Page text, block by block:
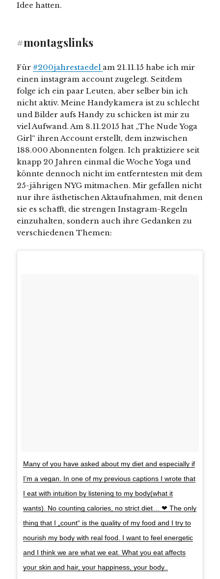
Idee hatten.
#montagslinks
Für#200jahrestaedel am 21.11.15 habe ich mir
einen instagram account zugelegt. Seitdem
folge ich ein paar Leuten, aber selber bin ich
nicht aktiv. Meine Handykamera ist zu schlecht
und Bilder aufs Handy zu schicken ist mir zu
viel Aufwand. Am 8.11.2015 hat „The Nude Yoga
Girl“ ihren Account erstellt, dem inzwischen
188.000 Abonnenten folgen. Ich praktiziere seit
knapp 20 Jahren einmal die Woche Yoga und
könnte dennoch nicht im entferntesten mit dem
25-jährigen NYG mitmachen. Mir gefallen nicht
nur ihre ästhetischen Aktaufnahmen, mit denen
sie es schafft, die strengen Instagram-Regeln
einzuhalten, sondern auch ihre Gedanken zu
verschiedenen Themen:
Many of you have asked about my diet and especially if
I’m a vegan. In one of my previous captions I wrote that
I eat with intuition by listening to my body(what it
wants). No counting calories, no strict diet… ❤ The only
thing that I „count“ is the quality of my food and I try to
nourish my body with real food. I want to feel energetic
and I think we are what we eat. What you eat affects
your skin and hair, your happiness, your body..